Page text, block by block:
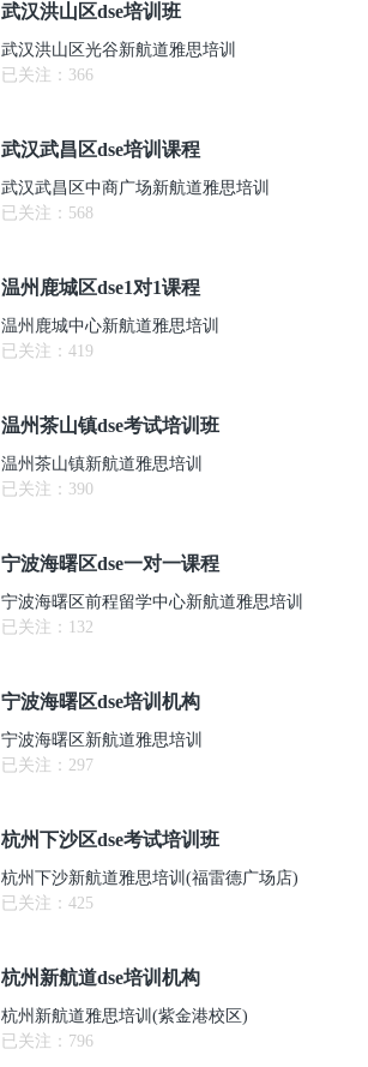
武汉洪山区dse培训班
武汉洪山区光谷新航道雅思培训
已关注： 366
武汉武昌区dse培训课程
武汉武昌区中商广场新航道雅思培训
已关注： 568
温州鹿城区dse1对1课程
温州鹿城中心新航道雅思培训
已关注： 419
温州茶山镇dse考试培训班
温州茶山镇新航道雅思培训
已关注： 390
宁波海曙区dse一对一课程
宁波海曙区前程留学中心新航道雅思培训
已关注： 132
宁波海曙区dse培训机构
宁波海曙区新航道雅思培训
已关注： 297
杭州下沙区dse考试培训班
杭州下沙新航道雅思培训(福雷德广场店)
已关注： 425
杭州新航道dse培训机构
杭州新航道雅思培训(紫金港校区)
已关注： 796